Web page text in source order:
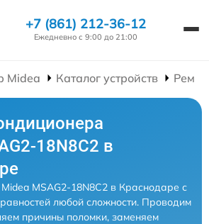
+7 (861) 212-36-12
Ежедневно с 9:00 до 21:00
Midea Каталог устройств
18N8C2 в
MSAG2-18N8C2 в Краснодаре с
любой сложности. Проводим
причины поломки, заменяем